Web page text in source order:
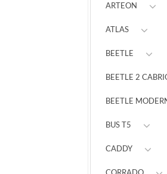
ARTEON
ATLAS
BEETLE
BEETLE 2
BEETLE
BUS T5
CADDY